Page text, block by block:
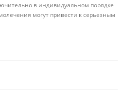
в индивидуальном порядке
могут привести к серьезным